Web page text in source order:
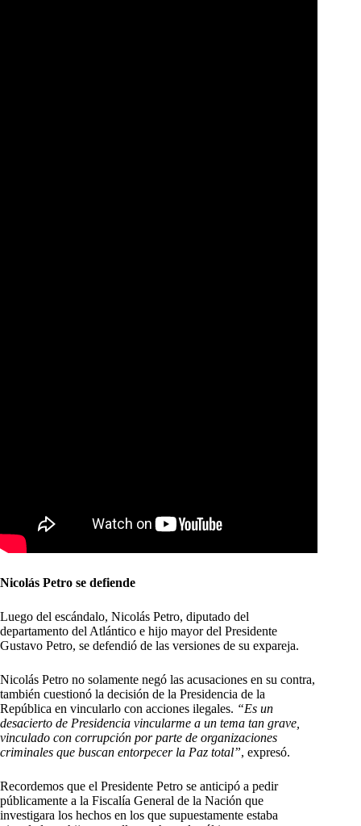
Nicolás Petro se defiende
Luego del escándalo, Nicolás Petro, diputado del
departamento del Atlántico e hijo mayor del Presidente
Gustavo Petro, se defendió de las versiones de su expareja.
Nicolás Petro no solamente negó las acusaciones en su contra,
también cuestionó la decisión de la Presidencia de la
República en vincularlo con acciones ilegales. “Es un
desacierto de Presidencia vincularme a un tema tan grave,
vinculado con corrupción por parte de organizaciones
criminales que buscan entorpecer la Paz total”, expresó.
Recordemos que el Presidente Petro se anticipó a pedir
públicamente a la Fiscalía General de la Nación que
investigara los hechos en los que supuestamente estaba